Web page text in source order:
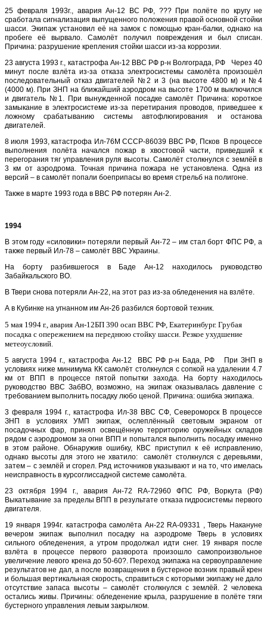
25 февраля 1993г., авария Ан-12 ВС РФ, ??? При полёте по кругу не
сработала сигнализация выпущенного положения правой основной стойки
шасси. Экипаж установил её на замок с помощью кран-балки, однако на
пробеге её вырвало. Самолёт получил повреждения и был списан.
Причина: разрушение крепления стойки шасси из-за коррозии.
23 августа 1993 г., катастрофа Ан-12 ВВС РФ р-н Волгограда, РФ Через 40
минут после взлёта из-за отказа электросистемы самолёта произошёл
последовательный отказ двигателей №2 и 3 (на высоте 4800 м) и №4
(4000 м). При ЗНП на ближайший аэродром на высоте 1700 м выключился
и двигатель №1. При вынужденной посадке самолёт Причина: короткое
замыкание в электросистеме из-за перетирания проводов, приведшее к
ложному срабатыванию системы автофлюгирования и останова
двигателей.
8 июля 1993, катастрофа Ил-76М СССР-86039 ВВС РФ, Псков В процессе
выполнения полёта начался пожар в хвостовой части, приведший к
перегорания тяг управления руля высоты. Самолёт столкнулся с землёй в
3 км от аэродрома. Точная причина пожара не установлена. Одна из
версий – в самолёт попали боеприпасы во время стрельб на полигоне.
Также в марте 1993 года в ВВС РФ потерян Ан-2.
1994
В этом году «силовики» потеряли первый Ан-72 – им стал борт ФПС РФ, а
также первый Ил-78 – самолёт ВВС Украины.
На борту разбившегося в Баде Ан-12 находилось руководство
Забайкальского ВО.
В Твери снова потеряли Ан-22, на этот раз из-за обледенения на взлёте.
А в Кубинке на угнанном им Ан-26 разбился бортовой техник.
5 мая 1994 г., авария Ан-12БП 390 осап ВВС РФ, Екатеринбург. Грубая
посадка с опережением на переднюю стойку шасси. Резкое ухудшение
метеоусловий.
5 августа 1994 г., катастрофа Ан-12 ВВС РФ р-н Бада, РФ При ЗНП в
условиях ниже минимума КК самолёт столкнулся с сопкой на удалении 4.7
км от ВПП в процессе пятой попытки захода. На борту находилось
руководство ВВС ЗабВО, возможно, на экипаж оказывалась давление с
требованием выполнить посадку любо ценой. Причина: ошибка экипажа.
3 февраля 1994 г., катастрофа Ил-38 ВВС СФ, Североморск В процессе
ЗНП в условиях УМП экипаж, ослеплённый световым экраном от
посадочных фар, принял освещённую территорию оружейных складов
рядом с аэродромом за огни ВПП и попытался выполнить посадку именно
в этом районе. Обнаружив ошибку, КВС приступил к её исправлению,
однако высоты для этого не хватило: самолёт столкнулся с деревьями,
затем – с землёй и сгорел. Ряд источников указывают и на то, что имелась
неисправность в курсоглиссадной системе самолёта.
23 октября 1994 г., авария Ан-72 RA-72960 ФПС РФ, Воркута (РФ)
Выкатывание за пределы ВПП в результате отказа гидросистемы первого
двигателя.
19 января 1994г. катастрофа самолёта Ан-22 RA-09331 , Тверь Накануне
вечером экипаж выполнил посадку на аэродроме Тверь в условиях
сильного обледенения, а утром продолжал идти снег. 19 января после
взлёта в процессе первого разворота произошло самопроизвольное
увеличение левого крена до 50-60?. Переход экипажа на сервоуправление
результатов не дал, а после возвращения в бустерное возник правый крен
и большая вертикальная скорость, справиться с которыми экипажу не дало
отсутствие запаса высоты – самолёт столкнулся с землёй. 2 человека
остались живы. Причины: обледенение крыла, разрушение в полёте тяги
бустерного управления левым закрылком.